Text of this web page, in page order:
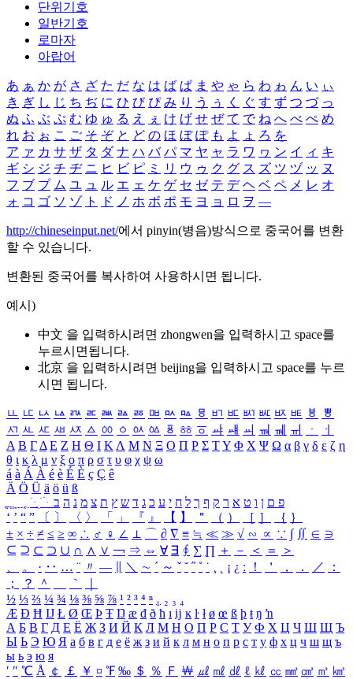
단위기호
일반기호
로마자
아랍어
あ ぁ か が さ ざ た だ な は ば ぱ ま や ゃ ら わ ゎ ん い ぃ
き ぎ し じ ち ぢ に ひ び ぴ み り う ぅ く ぐ す ず つ づ っ
ぬ ふ ぶ ぷ む ゆ ゅ る え ぇ け げ せ ぜ て で ね へ べ ぺ め
れ お ぉ こ ご そ ぞ と ど の ほ ぼ ぽ も よ ょ ろ を
ア ァ カ サ ザ タ ダ ナ ハ バ パ マ ヤ ャ ラ ワ ヮ ン イ ィ キ
ギ シ ジ チ ヂ ニ ヒ ビ ピ ミ リ ウ ゥ ク グ ス ズ ツ ヅ ッ ヌ
フ ブ プ ム ユ ュ ル エ ェ ケ ゲ セ ゼ テ デ ヘ ベ ペ メ レ オ
ォ コ ゴ ソ ゾ ト ド ノ ホ ボ ポ モ ヨ ョ ロ ヲ ―
http://chineseinput.net/에서 pinyin(병음)방식으로 중국어를 변환
할 수 있습니다.
변환된 중국어를 복사하여 사용하시면 됩니다.
예시)
中文 을 입력하시려면 zhongwen을 입력하시고 space를
누르시면됩니다.
北京 을 입력하시려면 beijing을 입력하시고 space를 누르
시면 됩니다.
ㅥ ㅦ ㅧ ㅨ ㅩ ㅪ ㅫ ㅬ ㅭ ㅮ ㅯ ㅰ ㅱ ㅲ ㅳ ㅴ ㅵ ㅶ ㅷ ㅸ
ㅹ
ㅺ ㅻ ㅼ ㅽ ㅾ ㅿ ㆀ ㆁ ㆂ ㆃ ㆄ ㆅ ㆆ ㆇ ㆈ ㆉ ㆊ ㆋ ㆌ ㆍ
ㆎ
Α Β ΓΔ Ε Ζ Η Θ Ι ΚΛ Μ Ν Ξ Ο Π Ρ Σ ΤΥ Φ Χ Ψ Ω α β γ δ ε ζ η
θ ι κ λ μ ν ξ ο π ρ σ τ υ φ χ ψ ω
á à Á À é è É È ç Ç ê
Ä Ö Ü ä ö ü ß
ִֶֹ ֻּ ׁׂ פ ם ן ו ט א ר ק ף ך ל ח י ע כ ג ד ש ץ ת צ מ נ ה ב
‘ ’ “ ” 〔 〕 〈 〉 「 」 『 』 【 】 ＂ （ ） ［ ］ ｛ ｝
± × ÷ ≠ ≤ ≥ ∞ ∴ ♂ ♀ ∠ ⊥ ⌒ ∂ ∇ ≡ ≒ ≪ ≫ √ ∽ ∝ ∵ ∫ ∬ ∈ ∋
⊆ ⊇ ⊂ ⊃ ∪ ∩ ∧ ∨ ￢ ⇒ ⇔ ∀ ∃ ∮ ∑ ∏ ＋ － ＜ ＝
＞
、
。 · ‥ … ¨ 〃 ― ＼ ∼ ´ ～ ˇ ˘ ˝ ˚ ˙ ¸ ¡ ¿ ː ！ ＇ ， ． ／
：
；
？ ＾ ｀
½ ⅓ ⅔ ¼ ¾ ⅛ ⅜ ⅝ ⅞ ¹ ² ³ ⁴ ⁿ ₁ ₂ ₃ ₄
Æ Ð Ħ Ĳ Ł Ø Œ Þ Ŧ Ŋ æ đ ð ħ ı ĳ ĸ ŀ ł ø œ ß þ ŧ ŋ ŉ
А Б В Г Д Е Ё Ж З И Й К Л М Н О П Р С Т У Ф Х Ц Ч Ш Щ Ъ
Ы Ь Э Ю Я а б в г д е ё ж з и й к л м н о п р с т у ф х ц ч ш щ ъ
ы ь э ю я
′ ″ ℃ Å ￠ ￡ ￥ ¤ ℉ ‰ ＄ ％ Ｆ ￦ ㎕ ㎖ ㎗ ℓ ㎘ ㏄ ㎣ ㎤ ㎥ ㎦